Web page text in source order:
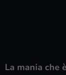
La mania che